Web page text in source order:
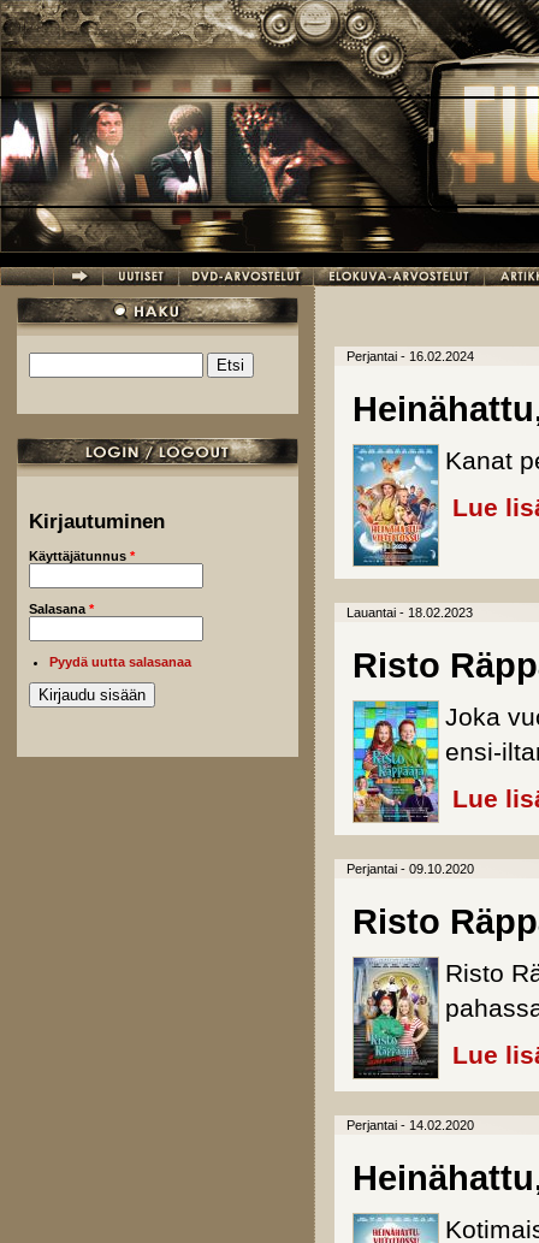
Hyppää pääsisältöön
Hakulomake
Kirjautuminen
Käyttäjätunnus *
Salasana *
Pyydä uutta salasanaa
Perjantai - 16.02.2024
Kanat
Lue
Lauantai - 18.02.2023
Risto
Joka
ensi-
Lue
Perjantai - 09.10.2020
Risto
Risto
Lue
Perjantai - 14.02.2020